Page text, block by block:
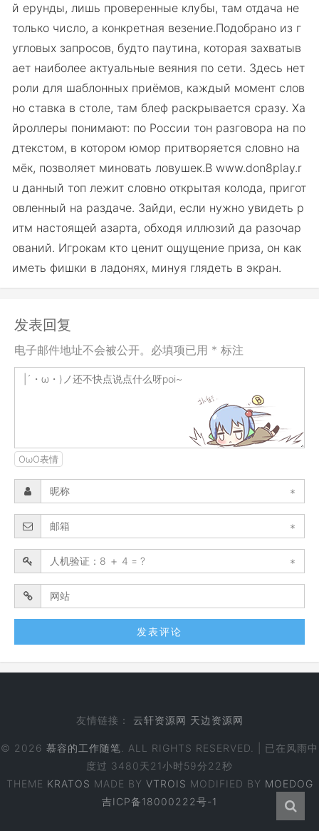
й ерунды, лишь проверенные клубы, там отдача не
только число, а конкретная везение.Подобрано из г
угловых запросов, будто паутина, которая захватыв
ает наиболее актуальные веяния по сети. Здесь нет
роли для шаблонных приёмов, каждый момент слов
но ставка в столе, там блеф раскрывается сразу. Ха
йроллеры понимают: по России тон разговора на по
дтекстом, в котором юмор притворяется словно на
мёк, позволяет миновать ловушек.В www.don8play.r
u данный топ лежит словно открытая колода, пригот
овленный на раздаче. Зайди, если нужно увидеть р
итм настоящей азарта, обходя иллюзий да разочар
ований. Игрокам кто ценит ощущение приза, он как
иметь фишки в ладонях, минуя глядеть в экран.
发表回复
电子邮件地址不会被公开。必填项已用 * 标注
OωO表情
*
*
*
友情链接： 云轩资源网 天边资源网
© 2026 慕容的工作随笔 . ALL RIGHTS RESERVED. | 已在风雨中
度过 3480天21小时59分23秒
THEME KRATOS MADE BY VTROIS MODIFIED BY MOEDOG
吉ICP备18000222号-1